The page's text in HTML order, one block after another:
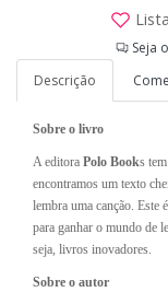
Seja
Descrição
Sobre o livro
A editora Polo Books
encontramos um texto
lembra uma canção. Este
para ganhar o mundo de
seja, livros inovadores.
Sobre o autor